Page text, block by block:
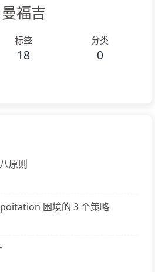
曼福吉
标签
18
分类
0
原则
困境的 3 个策略